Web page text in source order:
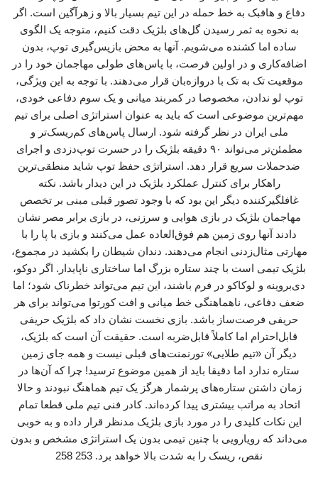
دفاع و هافبک به خط حمله در این تیم بسیار بالا و زهرآگین است. اگر
به نحوه به ثمر رسیدن گل‌های بلژیک دقت کنیم، متوجه یک الگوی
ساده اما کشنده می‌شویم. آنها به محض بازپس‌گیری توپ، بدون
اضافه‌کاری و در اولین فرصت، با پاس‌های طولی مهاجمان خود را در
موقعیت تک به تک با دروازه‌بان قرار می‌دهند. با توجه به این ویژگی،
توپ لو ندادن، مخصوصا در کمربند میانی و یک سوم دفاعی خودی،
مهم‌ترین موضوعی است که باید به عنوان استراتژی اصلی برای تیم
ملی ایران در نظر گرفته شود. ارسال پاس‌های کم‌ریسک‌تر و
مطمئن‌تر می‌تواند ۹۰ دقیقه بلژیک را در حسرت توپ‌دزدی و اجرای
ضدحملات سریع قرار دهد. استراتژی حفظ توپ شاید منطقی‌ترین
راهکار برای کنترل عملکرد بلژیک در این دیدار باشد. نکته
غافلگیرکننده دیگر این بود که با وجود تصور قبلی مبنی بر تخصص
مهاجمان بلژیک در بازی هوایی و سرزنی، در بازی برابر مصر نشان
دادند آنها روی زمین هم فوق‌العاده عمل می‌کنند و بازی با پا را با
مهارتی مثال‌زدنی انجام می‌دهند. دندان شیطان را بکشید در مجموع،
بلژیک تیمی است با چند ستاره بزرگ اما ساختاری ناپایدار. اگر دوکو،
دی‌بروینه و لوکاکو در فرم باشند، این تیم می‌تواند خطرناک شود؛ اما
ضعف دفاعی، ناهماهنگی خط میانی و افت کورتوا می‌تواند برای هر
حریفی فرصت‌ساز باشد. بازی نخست نشان داد که بلژیک حریفی
قابل‌احترام اما کاملاً قابل‌ضربه است. حقیقت آن است که بلژیک،
دیگر آن «تیم طلایی» تورنمنت‌های قبلی نیست و همه جای زمین
ستاره ندارد اما دقیقا باید از همین موضوع ترسید! چرا که آن‌ها در
زمان داشتن ستاره‌های پرشمار هرگز یک تیم هماهنگ نبودند و حالا
اتحاد به مراتب بیشتری پیدا کرده‌اند. کادر فنی تیم ملی قطعا تمام
این نکات کلیدی را در مورد بازی بلژیک مدنظر قرار داده و به خوبی
می‌داند که رویارویی با چنین تیمی بدون یک استراتژی مشخص و بدون
نقص، ریسک را به شدت بالا خواهد برد. 253 258